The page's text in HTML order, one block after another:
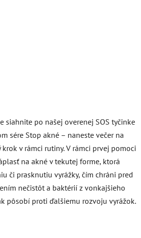
siahnite po našej overenej SOS tyčinke
sére Stop akné – naneste večer na
v rámci rutiny. V rámci prvej pomoci
na akné v tekutej forme, ktorá
či prasknutiu vyrážky, čím chráni pred
nečistôt a baktérií z vonkajšieho
pôsobí proti ďalšiemu rozvoju vyrážok.